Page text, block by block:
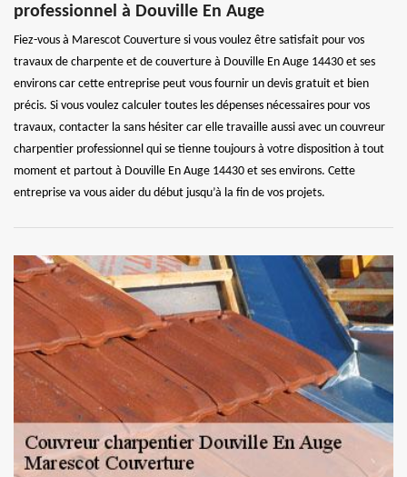
professionnel à Douville En Auge
Fiez-vous à Marescot Couverture si vous voulez être satisfait pour vos
travaux de charpente et de couverture à Douville En Auge 14430 et ses
environs car cette entreprise peut vous fournir un devis gratuit et bien
précis. Si vous voulez calculer toutes les dépenses nécessaires pour vos
travaux, contacter la sans hésiter car elle travaille aussi avec un couvreur
charpentier professionnel qui se tienne toujours à votre disposition à tout
moment et partout à Douville En Auge 14430 et ses environs. Cette
entreprise va vous aider du début jusqu’à la fin de vos projets.